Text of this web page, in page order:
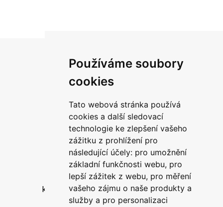
Používáme soubory
cookies
Tato webová stránka používá
cookies a další sledovací
technologie ke zlepšení vašeho
zážitku z prohlížení pro
následující účely: pro umožnění
základní funkčnosti webu, pro
lepší zážitek z webu, pro měření
vašeho zájmu o naše produkty a
služby a pro personalizaci
Kristýna Drabálková
+420 725 126 551
kristyna.drabalkova@dormolomouc.cz
faq